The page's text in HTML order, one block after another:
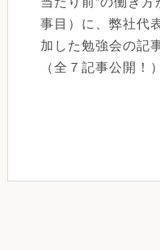
事目）に、弊社代
加した勉強会の記
（全７記事公開！）